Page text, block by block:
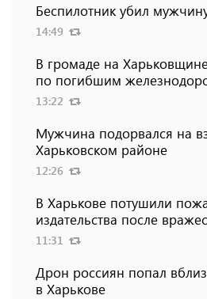
Беспилотник убил
14:49
В громаде на
по погибшим
13:22
Мужчина подорвался на
Харьковском районе
12:26
В Харькове потушили
издательства после
11:31
Дрон россиян попал
в Харькове